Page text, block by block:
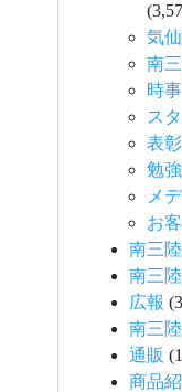
気
南
時事
ス
表彰
勉
メ
お
南三
南三陸
広報
南三
通販
商品